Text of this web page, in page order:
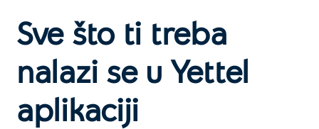
Sve što ti treba
nalazi se u Yettel
aplikaciji